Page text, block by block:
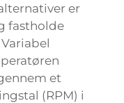
er
fastholde
et
(RPM) i